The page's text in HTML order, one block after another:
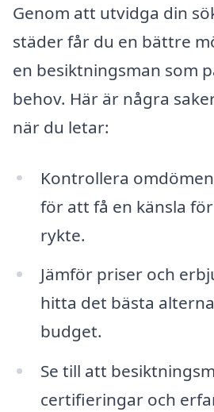
Genom att utvidga din
städer får du en bättre
en besiktningsman som
behov. Här är några
när du letar:
Kontrollera
för att få en känsla
rykte.
Jämför priser och
hitta det bästa
budget.
Se till att
certifieringar och